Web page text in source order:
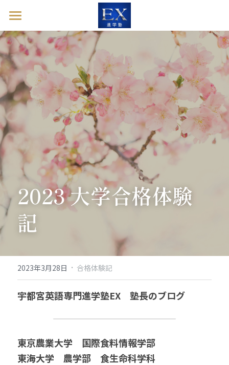
ホーム
英語診断ドック
進学塾EXとは
塾長ブログ
お問い合わせ
英語診断ドックを予約する
2023 大学合格体験
記
2023年3月28日 · 合格体験記
宇都宮英語専門進学塾EX　塾長のブログ
東京農業大学　国際食料情報学部
東海大学　農学部　食生命科学科